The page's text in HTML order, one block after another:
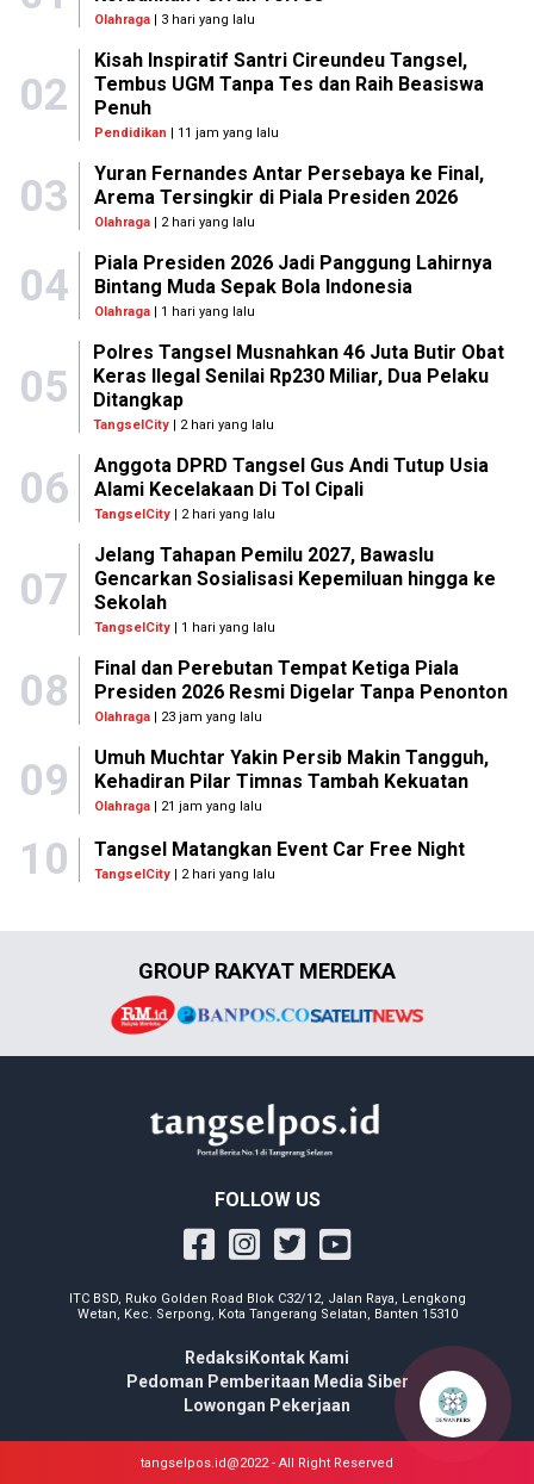
Olahraga| 3 hari yang lalu
02
Kisah Inspiratif Santri Cireundeu Tangsel,
Tembus UGM Tanpa Tes dan Raih Beasiswa
Penuh
Pendidikan | 11 jam yang lalu
03
Yuran Fernandes Antar Persebaya ke Final,
Arema Tersingkir di Piala Presiden 2026
Olahraga| 2 hari yang lalu
04
Piala Presiden 2026 Jadi Panggung Lahirnya
Bintang Muda Sepak Bola Indonesia
Olahraga| 1 hari yang lalu
05
Polres Tangsel Musnahkan 46 Juta Butir Obat
Keras Ilegal Senilai Rp230 Miliar, Dua Pelaku
Ditangkap
TangselCity | 2 hari yang lalu
06
Anggota DPRD Tangsel Gus Andi Tutup Usia
Alami Kecelakaan Di Tol Cipali
TangselCity| 2 hari yang lalu
07
Jelang Tahapan Pemilu 2027, Bawaslu
Gencarkan Sosialisasi Kepemiluan hingga ke
Sekolah
TangselCity| 1 hari yang lalu
08
Final dan Perebutan Tempat Ketiga Piala
Presiden 2026 Resmi Digelar Tanpa Penonton
Olahraga| 23 jam yang lalu
09
Umuh Muchtar Yakin Persib Makin Tangguh,
Kehadiran Pilar Timnas Tambah Kekuatan
Olahraga| 21 jam yang lalu
10 Tangsel Matangkan Event Car Free Night
TangselCity | 2 hari yang lalu
GROUP RAKYAT MERDEKA
FOLLOW US
ITC BSD, Ruko Golden Road Blok C32/12, Jalan Raya, Lengkong
Wetan, Kec. Serpong, Kota Tangerang Selatan, Banten 15310
Redaksi Kontak Kami
Pedoman Pemberitaan Media Siber
Lowongan Pekerjaan
tangselpos.id@2022 - All Right Reserved